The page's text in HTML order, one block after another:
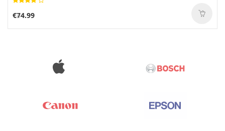
€74.99